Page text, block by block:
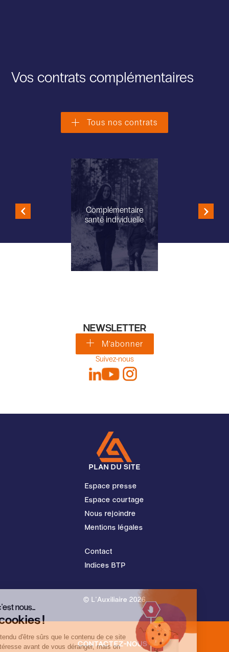
Vos contrats complémentaires
Tous nos contrats
Complémentaire
santé individuelle
NEWSLETTER
M'abonner
Suivez-nous
PLAN DU SITE
Espace presse
Espace courtage
Nous rejoindre
Mentions légales
Contact
Indices BTP
© L'Auxiliaire 2026
CONTACTEZ-NOUS
Salut c'est nous...
Les cookies !
On a attendu d'être sûrs que le contenu de ce site
vous intéresse avant de vous déranger, mais on